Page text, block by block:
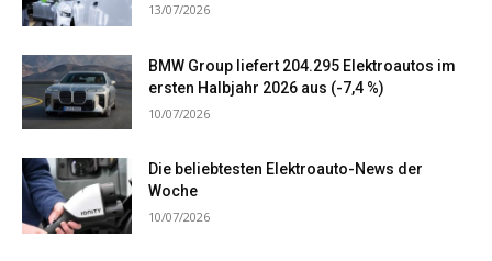
13/07/2026
BMW Group liefert 204.295 Elektroautos im
ersten Halbjahr 2026 aus (-7,4 %)
10/07/2026
Die beliebtesten Elektroauto-News der
Woche
10/07/2026